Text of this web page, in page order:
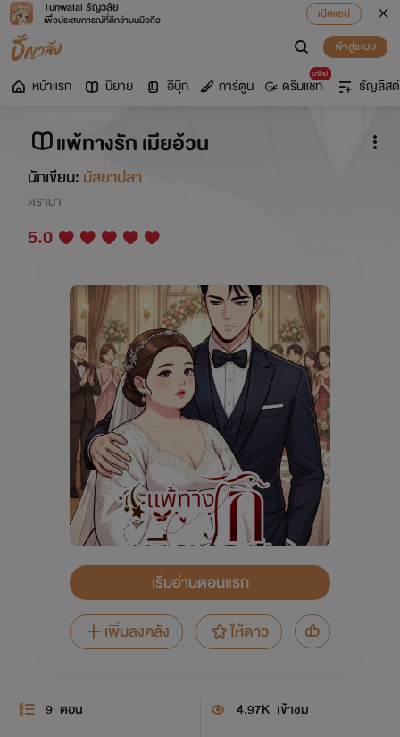
Tunwalai ธัญวลัย
เพื่อประสบการณ์ที่ดีกว่าบนมือถือ
เปิดแอป
เข้าสู่ระบบ
หน้าแรก นิยาย อีบุ๊ก การ์ตูน
มาใหม่
ดรีมแชท ธัญลิสต์
แพ้ทางรัก เมียอ้วน
นักเขียน: มัสยาปลา
ดราม่า
5.0
เริ่มอ่านตอนแรก
เพิ่มลงคลัง
ให้ดาว
9 ตอน 4.97K เข้าชม